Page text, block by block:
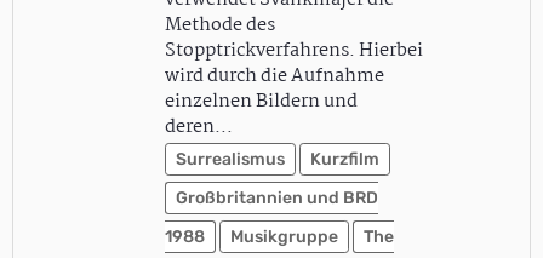
Methode des
Stopptrickverfahrens. Hierbei
wird durch die Aufnahme
einzelnen Bildern und
deren…
Surrealismus
Kurzfilm
Großbritannien und BRD
1988
Musikgruppe
The